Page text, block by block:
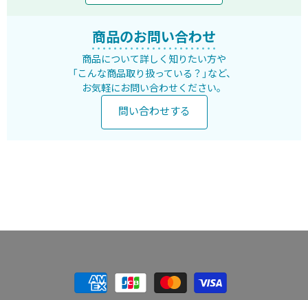
商品のお問い合わせ
商品について詳しく知りたい方や
「こんな商品取り扱っている？」など、
お気軽にお問い合わせください。
問い合わせする